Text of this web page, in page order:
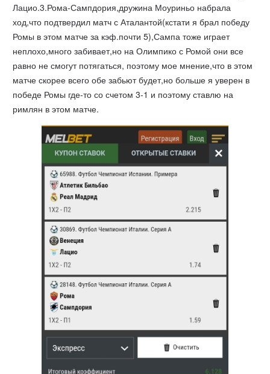
Лацио.3.Рома-Сампдория,дружина Моуриньо набрала
ход,что подтвердил матч с Аталантой(кстати я брал победу
Ромы в этом матче за кэф.почти 5),Сампа тоже играет
неплохо,много забивает,но на Олимпико с Ромой они все
равно не смогут потягаться, поэтому мое мнение,что в этом
матче скорее всего обе забьют будет,но больше я уверен в
победе Ромы где-то со счетом 3-1 и поэтому ставлю на
римлян в этом матче.